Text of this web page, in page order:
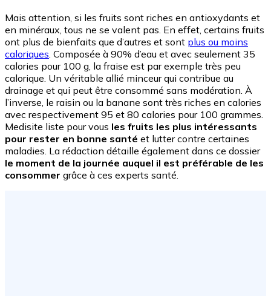
Mais attention, si les fruits sont riches en antioxydants et
en minéraux, tous ne se valent pas. En effet, certains fruits
ont plus de bienfaits que d’autres et sont plus ou moins
caloriques . Composée à 90% d’eau et avec seulement 35
calories pour 100 g, la fraise est par exemple très peu
calorique. Un véritable allié minceur qui contribue au
drainage et qui peut être consommé sans modération. À
l’inverse, le raisin ou la banane sont très riches en calories
avec respectivement 95 et 80 calories pour 100 grammes.
Medisite liste pour vous les fruits les plus intéressants
pour rester en bonne santé et lutter contre certaines
maladies. La rédaction détaille également dans ce dossier
le moment de la journée auquel il est préférable de les
consommer grâce à ces experts santé.